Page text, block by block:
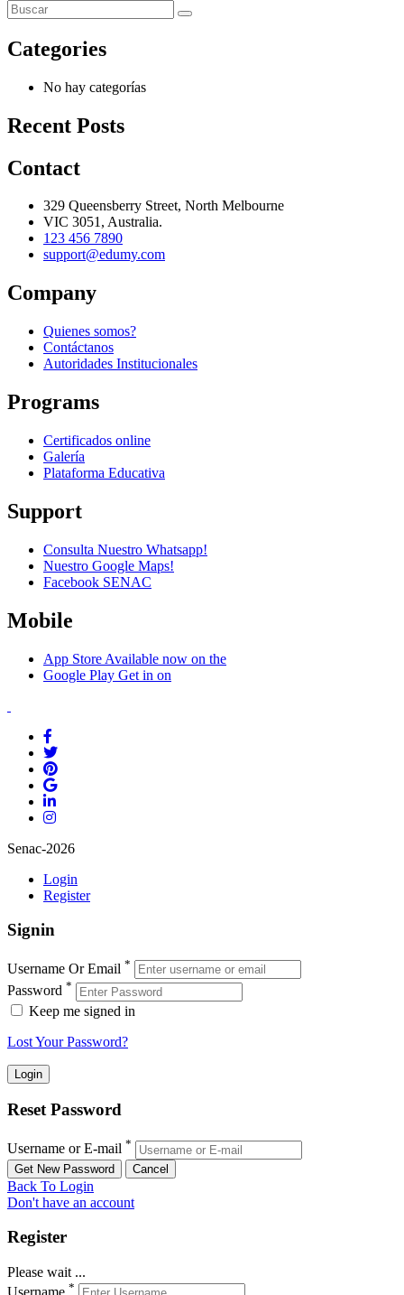
Categories
No hay categorías
Recent Posts
Contact
329 Queensberry Street, North Melbourne
VIC 3051, Australia.
123 456 7890
support@edumy.com
Company
Quienes somos?
Contáctanos
Autoridades Institucionales
Programs
Certificados online
Galería
Plataforma Educativa
Support
Consulta Nuestro Whatsapp!
Nuestro Google Maps!
Facebook SENAC
Mobile
App Store Available now on the
Google Play Get in on
Senac-2026
Login
Register
Signin
Username Or Email *
Password *
Keep me signed in
Lost Your Password?
Reset Password
Username or E-mail *
Back To Login
Don't have an account
Register
Please wait ...
*